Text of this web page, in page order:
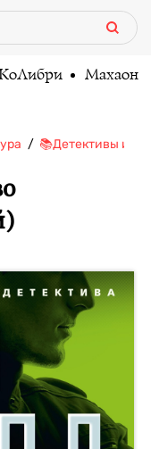
Махаон
📚Детективы и